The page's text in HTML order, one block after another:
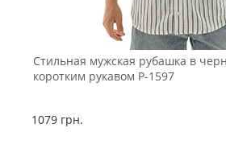
Стильная мужская рубашка в
коротким рукавом Р-1597
1079 грн.